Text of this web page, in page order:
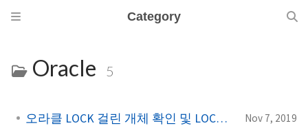
Category
Oracle 5
오라클 LOCK 걸린 개체 확인 및 LOCK 해제 Nov 7, 2019